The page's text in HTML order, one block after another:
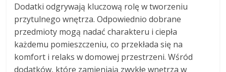
Dodatki odgrywają kluczową rolę w tworzeniu
przytulnego wnętrza. Odpowiednio dobrane
przedmioty mogą nadać charakteru i ciepła
każdemu pomieszczeniu, co przekłada się na
komfort i relaks w domowej przestrzeni. Wśród
dodatków, które zamieniają zwykłe wnętrza w